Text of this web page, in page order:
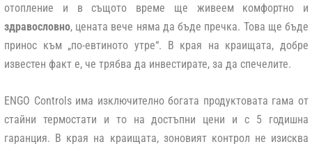
отопление и в същото време ще живеем комфортно и
здравословно, цената вече няма да бъде пречка. Това ще бъде
принос към „по-евтиното утре“. В края на краищата, добре
известен факт е, че трябва да инвестирате, за да спечелите.
ENGO Controls има изключително богата продуктовата гама от
стайни термостати и то на достъпни цени и с 5 годишна
гаранция. В края на краищата, зоновият контрол не изисква